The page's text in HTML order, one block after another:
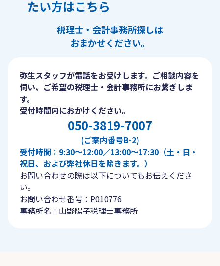
たい方はこちら
税理士・会計事務所探しは
おまかせください。
弥生スタッフが電話をお受けします。ご相談内容を
伺い、ご希望の税理士・会計事務所にお繋ぎしま
す。
受付時間内におかけください。
050-3819-7007
(ご案内番号B-2)
受付時間：9:30〜12:00／13:00〜17:30（土・日・
祝日、および弊社休日を除きます。）
お問い合わせの際は以下についてもお伝えくださ
い。
お問い合わせ番号：P010776
事務所名：山野陽子税理士事務所